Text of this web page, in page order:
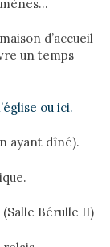
d’accueil
un temps
ou ici.
ayant dîné).
Bérulle II)